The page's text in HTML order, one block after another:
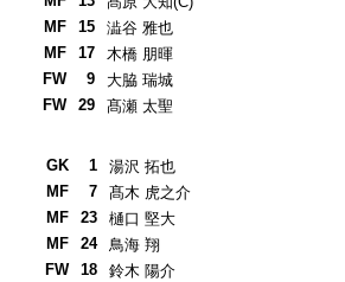
MF
15
澁谷 雅也
MF
17
木橋 朋暉
FW
9
大脇 瑞城
FW
29 髙瀬 太聖
GK 1
湯沢 拓也
MF
7
髙木 虎之介
MF
23
樋口 堅大
MF
24
鳥海 翔
FW
18
鈴木 陽介